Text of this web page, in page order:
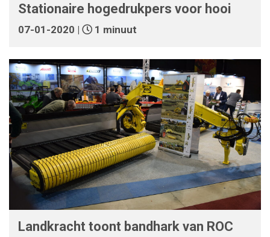
Stationaire hogedrukpers voor hooi
07-01-2020 | 1 minuut
Landkracht toont bandhark van ROC